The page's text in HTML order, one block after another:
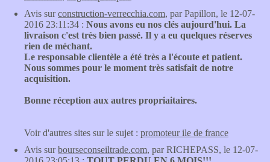
Avis surconstruction-verrecchia.com, par Papillon, le 12-07-
2016 23:11:34 : Nous avons eu nos clés aujourd'hui. La
livraison c'est très bien passé. Il y a eu quelques réserves
rien de méchant.
Le responsable clientèle a été très a l'écoute et patient.
Nous sommes pour le moment très satisfait de notre
acquisition.
Bonne réception aux autres propriaitaires.
Voir d'autres sites sur le sujet : promoteur ile de france
Avis surbourseconseiltrade.com, par RICHEPASS, le 12-07-